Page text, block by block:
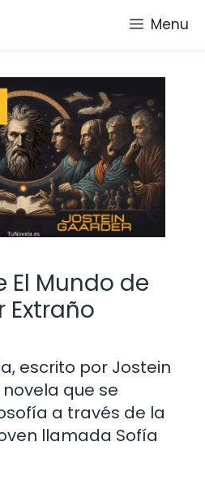
Menu
El Mundo de
Extraño
escrito por Jostein
que se
a través de la
llamada Sofía